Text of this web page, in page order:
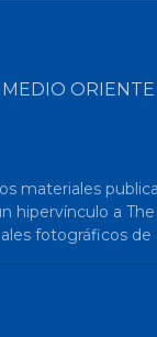
MEDIO ORIENTE
materiales
hipervínculo a
fotográficos de